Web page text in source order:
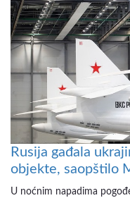
Rusija gađala
objekte, saopštilo
U noćnim napadima